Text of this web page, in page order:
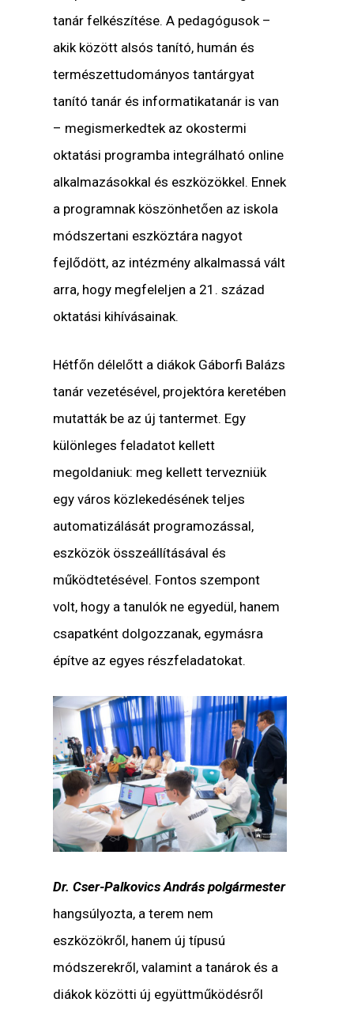
tanár felkészítése. A pedagógusok –
akik között alsós tanító, humán és
természettudományos tantárgyat
tanító tanár és informatikatanár is van
– megismerkedtek az okostermi
oktatási programba integrálható online
alkalmazásokkal és eszközökkel. Ennek
a programnak köszönhetően az iskola
módszertani eszköztára nagyot
fejlődött, az intézmény alkalmassá vált
arra, hogy megfeleljen a 21. század
oktatási kihívásainak.
Hétfőn délelőtt a diákok Gáborfi Balázs
tanár vezetésével, projektóra keretében
mutatták be az új tantermet. Egy
különleges feladatot kellett
megoldaniuk: meg kellett tervezniük
egy város közlekedésének teljes
automatizálását programozással,
eszközök összeállításával és
működtetésével. Fontos szempont
volt, hogy a tanulók ne egyedül, hanem
csapatként dolgozzanak, egymásra
építve az egyes részfeladatokat.
Dr. Cser-Palkovics András polgármester
hangsúlyozta, a terem nem
eszközökről, hanem új típusú
módszerekről, valamint a tanárok és a
diákok közötti új együttműködésről